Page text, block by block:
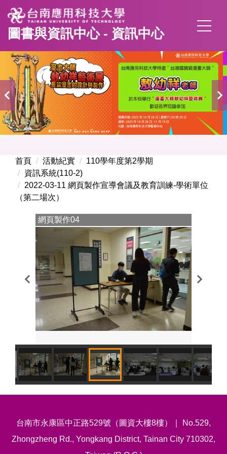
跳
到
主
內
區
圖書與資訊中心 - 資訊中心
首頁 活動紀實
110學年度第2學期
資訊系統(110-2)
2022-03-11 網頁製作宣導會議及教育訓練-學術單位
（第二場次）
網頁製作04
台南市永康區中正路529號（圖資大樓8樓）｜ No.529,
Zhongzheng Rd., Yongkang District, Tainan City 710302,